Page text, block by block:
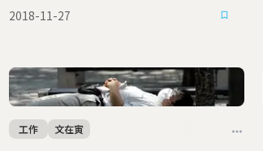
2018-11-27
工作 文在寅